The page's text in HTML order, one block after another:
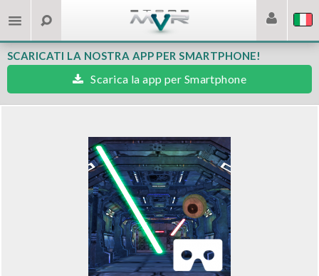
SCARICATI LA NOSTRA APP PER SMARTPHONE!
Scarica la app per Smartphone